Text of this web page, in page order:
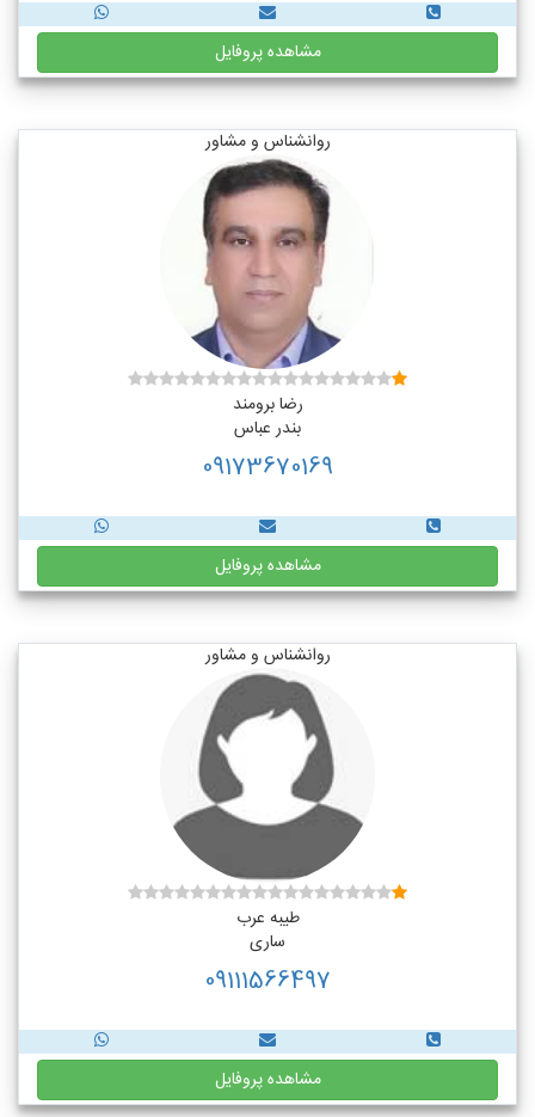
مشاهده پروفایل
روانشناس و مشاور
رضا برومند
بندر عباس
09173670169
مشاهده پروفایل
روانشناس و مشاور
طیبه عرب
ساری
09111566497
مشاهده پروفایل